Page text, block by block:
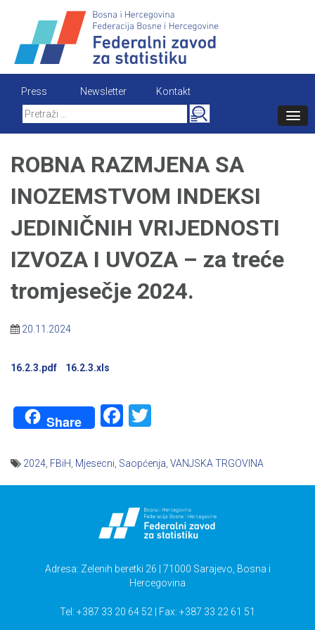
content
Press Newsletter
Kontakt
Search
for:
ROBNA RAZMJENA SA
INOZEMSTVOM INDEKSI
JEDINIČNIH VRIJEDNOSTI
IZVOZA I UVOZA – za treće
tromjesečje 2024.
20.11.2024
16.2.3.pdf 16.2.3.xls
Share Facebook
2024 FBiH Mjesecni Saopćenja VANJSKA TRGOVINA
Adresa: Zelenih beretki 26 | 71000 Sarajevo, Bosna i
Hercegovina
Tel: +387 33 20 64 52 | Fax: +387 33 22 61 51